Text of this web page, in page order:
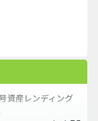
資産レンディング